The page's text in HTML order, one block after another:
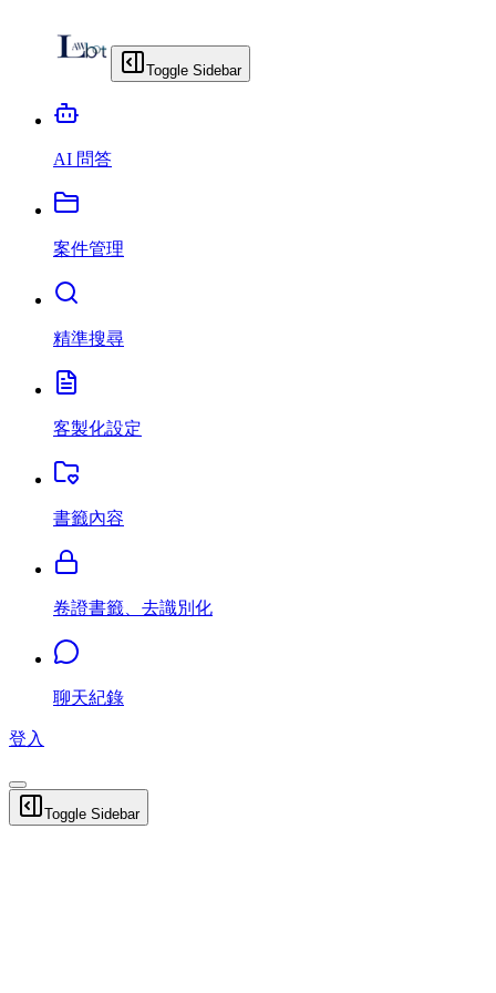
Toggle Sidebar
AI 問答
案件管理
精準搜尋
客製化設定
書籤內容
卷證書籤、去識別化
聊天紀錄
登入
Toggle Sidebar